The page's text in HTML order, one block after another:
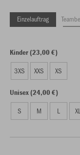
Einzelauftrag
Kinder (23,00 €)
3XS XXS XS
Unisex (24,00 €)
S M L